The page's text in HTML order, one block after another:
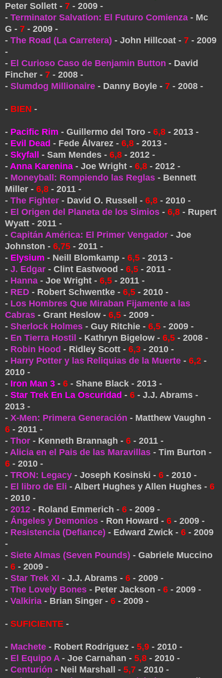
Peter Sollett - 7 - 2009 -
- Terminator Salvation: El Futuro Comienza - Mc
G - 7 - 2009 -
- The Road (La Carretera) - John Hillcoat - 7 - 2009
-
- El Curioso Caso de Benjamin Button - David
Fincher - 7 - 2008 -
- Slumdog Millionaire - Danny Boyle - 7 - 2008 -
- BIEN -
- Pacific Rim - Guillermo del Toro - 6,8 - 2013 -
- Evil Dead - Fede Álvarez - 6,8 - 2013 -
- Skyfall - Sam Mendes - 6,8 - 2012 -
- Anna Karenina - Joe Wright - 6,8 - 2012 -
- Moneyball: Rompiendo las Reglas - Bennett
Miller - 6,8 - 2011 -
- The Fighter - David O. Russell - 6,8 - 2010 -
- El Origen del Planeta de los Simios - 6,8 - Rupert
Wyatt - 2011 -
- Capitán América: El Primer Vengador - Joe
Johnston - 6,75 - 2011 -
- Elysium - Neill Blomkamp - 6,5 - 2013 -
- J. Edgar - Clint Eastwood - 6,5 - 2011 -
- Hanna - Joe Wright - 6,5 - 2011 -
- RED - Robert Schwentke - 6,5 - 2010 -
- Los Hombres Que Miraban Fijamente a las
Cabras - Grant Heslow - 6,5 - 2009 -
- Sherlock Holmes - Guy Ritchie - 6,5 - 2009 -
- En Tierra Hostil - Kathryn Bigelow - 6,5 - 2008 -
- Robin Hood - Ridley Scott - 6,3 - 2010 -
- Harry Potter y las Reliquias de la Muerte - 6,2 -
2010 -
- Iron Man 3 - 6 - Shane Black - 2013 -
- Star Trek En La Oscuridad - 6 - J.J. Abrams -
2013 -
- X-Men: Primera Generación - Matthew Vaughn -
6 - 2011 -
- Thor - Kenneth Brannagh - 6 - 2011 -
- Alicia en el Pais de las Maravillas - Tim Burton -
6 - 2010 -
- TRON: Legacy - Joseph Kosinski - 6 - 2010 -
- El libro de Eli - Albert Hughes y Allen Hughes - 6
- 2010 -
- 2012 - Roland Emmerich - 6 - 2009 -
- Ángeles y Demonios - Ron Howard - 6 - 2009 -
- Resistencia (Defiance) - Edward Zwick - 6 - 2009
-
- Siete Almas (Seven Pounds) - Gabriele Muccino
- 6 - 2009 -
- Star Trek XI - J.J. Abrams - 6 - 2009 -
- The Lovely Bones - Peter Jackson - 6 - 2009 -
- Valkiria - Brian Singer - 6 - 2009 -
- SUFICIENTE -
- Machete - Robert Rodriguez - 5,9 - 2010 -
- El Equipo A - Joe Carnahan - 5,8 - 2010 -
- Centurión - Neil Marshall - 5,7 - 2010 -